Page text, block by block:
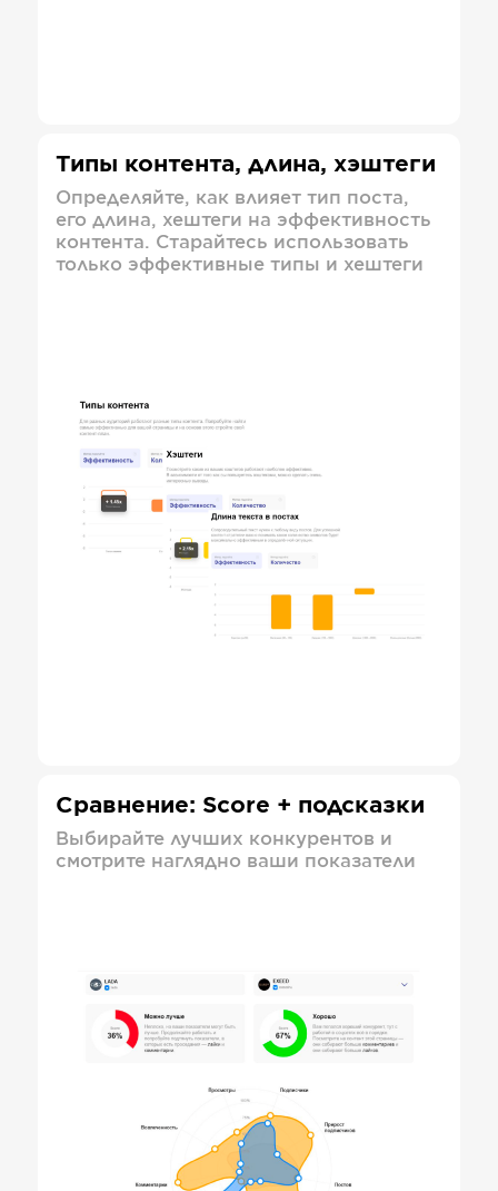
Типы контента, длина, хэштеги
Определяйте, как влияет тип поста,
его длина, хештеги на эффективность
контента. Старайтесь использовать
только эффективные типы и хештеги
Сравнение: Score + подсказки
Выбирайте лучших конкурентов и
смотрите наглядно ваши показатели